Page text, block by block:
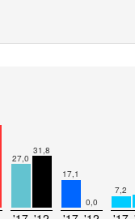
27,0
31,8
17,1
0,0
7,2